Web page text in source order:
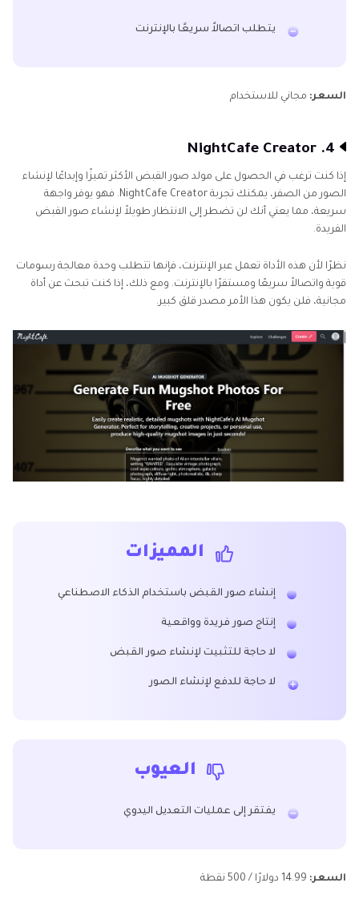
يتطلب اتصالاً سريعًا بالإنترنت
السعر: مجاني للاستخدام
4. NightCafe Creator
إذا كنت ترغب في الحصول على مولد صور القبض الأكثر تميزًا وإبداعًا لإنشاء
الصور من الصفر، يمكنك تجربة NightCafe Creator. فهو يوفر واجهة
سريعة، مما يعني أنك لن تضطر إلى الانتظار طويلاً لإنشاء صور القبض
الفريدة.
نظرًا لأن هذه الأداة تعمل عبر الإنترنت، فإنها تتطلب وحدة معالجة رسومات
قوية واتصالاً سريعًا ومستقرًا بالإنترنت. ومع ذلك، إذا كنت تبحث عن أداة
مجانية، فلن يكون هذا الأمر مصدر قلق كبير.
المميزات
إنشاء صور القبض باستخدام الذكاء الاصطناعي
إنتاج صور فريدة وواقعية
لا حاجة للتثبيت لإنشاء صور القبض
لا حاجة للدفع لإنشاء الصور
العيوب
يفتقر إلى عمليات التعديل اليدوي
السعر: